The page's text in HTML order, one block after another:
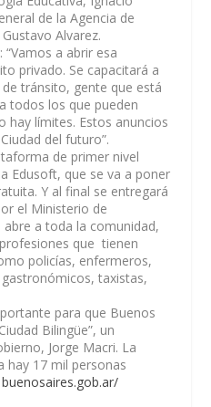
de la Agencia de
Alvarez.
“Vamos a abrir esa
privado. Se capacitará a
tránsito, gente que está
todos los que pueden
hay límites. Estos anuncios
del futuro”.
de primer nivel
Edusoft, que se va a poner
Y al final se entregará
el Ministerio de
abre a toda la comunidad,
que tienen
policías, enfermeros,
taxistas,
para que Buenos
Bilingüe”, un
Jorge Macri. La
hay 17 mil personas
buenosaires.gob.ar/